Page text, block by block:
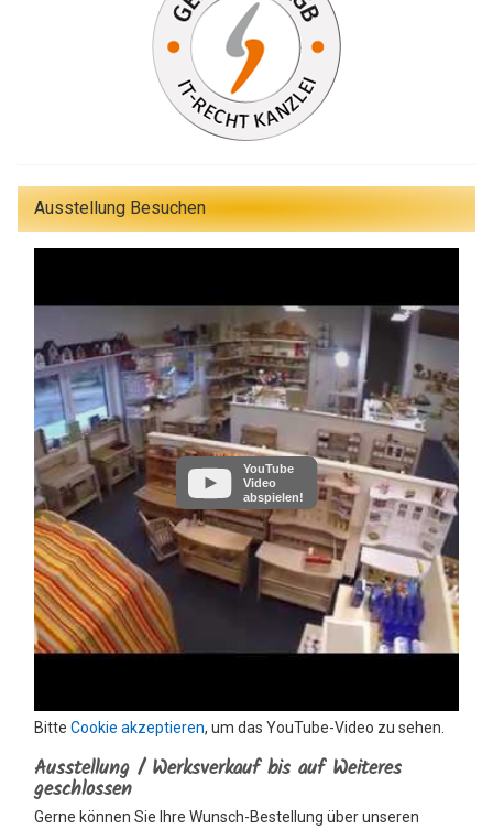
Ausstellung Besuchen
YouTube
Video
abspielen!
Bitte Cookie akzeptieren, um das YouTube-Video zu sehen.
Ausstellung / Werksverkauf bis auf Weiteres
geschlossen
Gerne können Sie Ihre Wunsch-Bestellung über unseren